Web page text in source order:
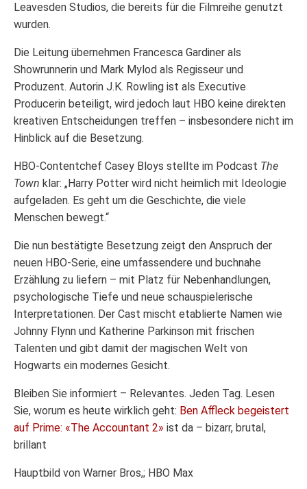
Leavesden Studios, die bereits für die Filmreihe genutzt
wurden.
Die Leitung übernehmen Francesca Gardiner als
Showrunnerin und Mark Mylod als Regisseur und
Produzent. Autorin J.K. Rowling ist als Executive
Producerin beteiligt, wird jedoch laut HBO keine direkten
kreativen Entscheidungen treffen – insbesondere nicht im
Hinblick auf die Besetzung.
HBO-Contentchef Casey Bloys stellte im Podcast The
Town klar: „Harry Potter wird nicht heimlich mit Ideologie
aufgeladen. Es geht um die Geschichte, die viele
Menschen bewegt.“
Die nun bestätigte Besetzung zeigt den Anspruch der
neuen HBO-Serie, eine umfassendere und buchnahe
Erzählung zu liefern – mit Platz für Nebenhandlungen,
psychologische Tiefe und neue schauspielerische
Interpretationen. Der Cast mischt etablierte Namen wie
Johnny Flynn und Katherine Parkinson mit frischen
Talenten und gibt damit der magischen Welt von
Hogwarts ein modernes Gesicht.
Bleiben Sie informiert – Relevantes. Jeden Tag. Lesen
Sie, worum es heute wirklich geht: Ben Affleck begeistert
auf Prime: «The Accountant 2» ist da – bizarr, brutal,
brillant
Hauptbild von Warner Bros,; HBO Max